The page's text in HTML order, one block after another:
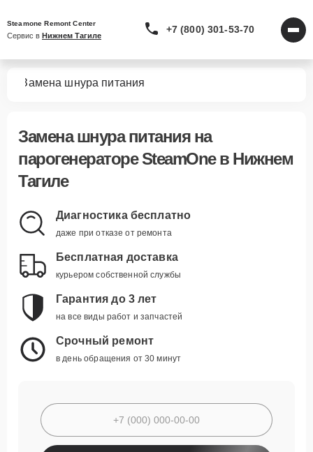
Steamone Remont Center
Сервис в Нижнем Тагиле
+7 (800) 301-53-70
Замена шнура питания
Замена шнура питанияна
парогенераторе SteamOne в Нижнем
Тагиле
Диагностика бесплатно
даже при отказе от ремонта
Бесплатная доставка
курьером собственной службы
Гарантия до 3 лет
на все виды работ и запчастей
Срочный ремонт
в день обращения от 30 минут